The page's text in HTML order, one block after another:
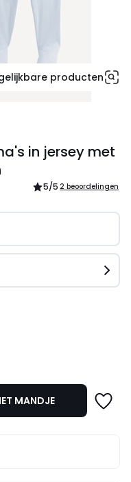
producten
in jersey met
5/5 2 beoordelingen
MANDJE